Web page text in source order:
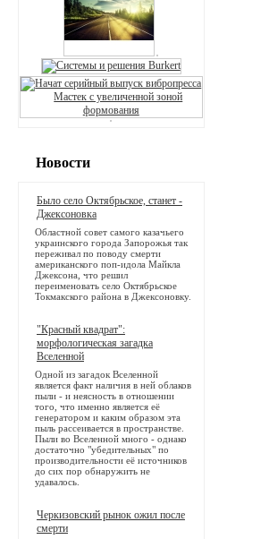
Новости
Было село Октябрьское, станет -
Джексоновка
Областной совет самого казачьего
украинского города Запорожья так
переживал по поводу смерти
американского поп-идола Майкла
Джексона, что решил
переименовать село Октябрьское
Токмакского района в Джексоновку.
"Красный квадрат":
морфологическая загадка
Вселенной
Одной из загадок Вселенной
является факт наличия в ней облаков
пыли - и неясность в отношении
того, что именно является её
генератором и каким образом эта
пыль рассеивается в пространстве.
Пыли во Вселенной много - однако
достаточно "убедительных" по
производительности её источников
до сих пор обнаружить не
удавалось.
Черкизовский рынок ожил после
смерти